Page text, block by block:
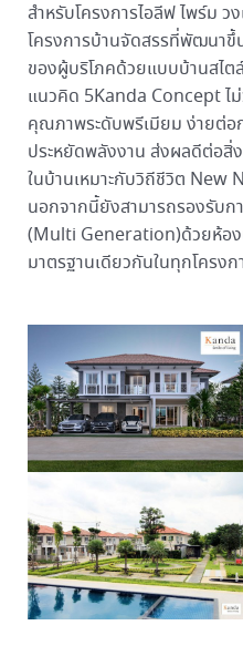
สำหรับโครงการไอลีฟ ไพร์ม
โครงการบ้านจัดสรรที่พัฒนา
ของผู้บริโภคด้วยแบบบ้านสไ
แนวคิด 5Kanda Concept ไม่
คุณภาพระดับพรีเมียม ง่ายต่อ
ประหยัดพลังงาน ส่งผลดีต่อสิ่
ในบ้านเหมาะกับวิถีชีวิต
นอกจากนี้ยังสามารถรองรับ
(Multi Generation)ด้วยห้อ
มาตรฐานเดียวกันในทุกโครง